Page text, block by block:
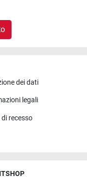
dei dati
legali
recesso